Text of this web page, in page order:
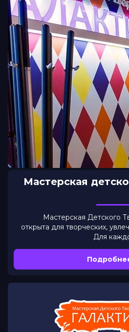
Мастерская
Мастерская Детского
открыта для творческих,
Для